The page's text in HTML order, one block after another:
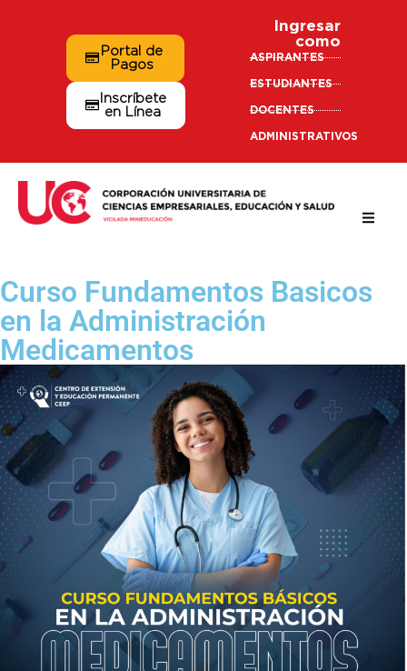
Portal de
Pagos
Inscríbete
en Línea
Ingresar
como
ASPIRANTES
ESTUDIANTES
DOCENTES
ADMINISTRATIVOS
Curso Fundamentos Basicos
en la Administración
Medicamentos